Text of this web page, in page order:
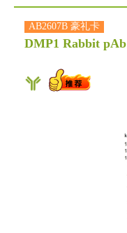
AB2607B 豪礼卡
DMP1 Rabbit pAb